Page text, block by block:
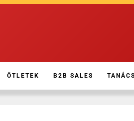
ÖTLETEK B2B SALES